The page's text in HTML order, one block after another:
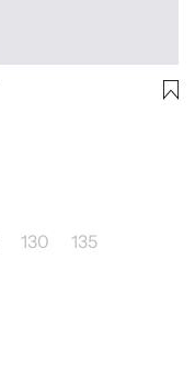
130 135